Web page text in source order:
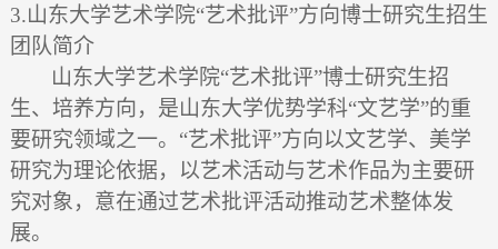
3.山东大学艺术学院“艺术批评”方向博士研究生招生
团队简介
山东大学艺术学院“艺术批评”博士研究生招
生、培养方向，是山东大学优势学科“文艺学”的重
要研究领域之一。“艺术批评”方向以文艺学、美学
研究为理论依据，以艺术活动与艺术作品为主要研
究对象，意在通过艺术批评活动推动艺术整体发
展。